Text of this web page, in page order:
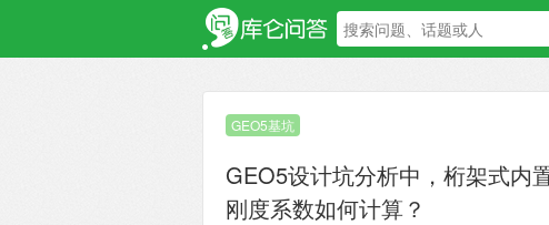
GEO5基坑
GEO5设计坑分析中，桁架式内
刚度系数如何计算？